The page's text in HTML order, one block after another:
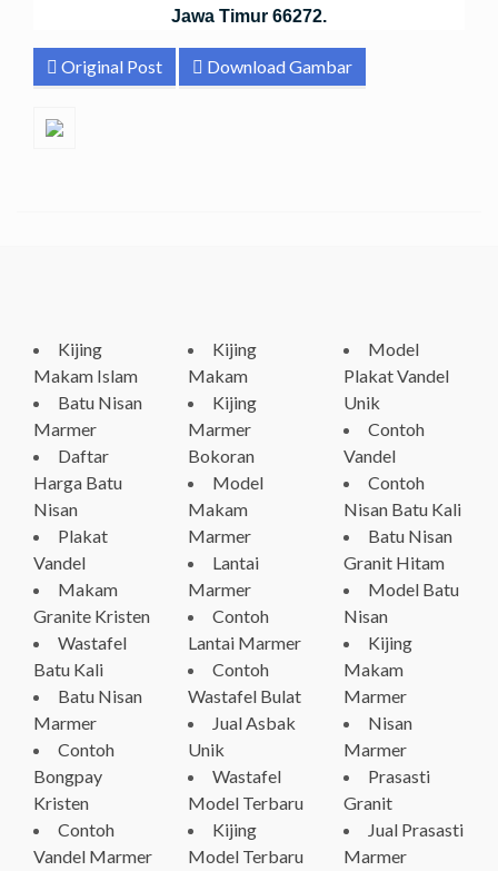
Jawa Timur 66272.
Original Post Download Gambar
Kijing
Makam Islam
Batu Nisan
Marmer
Daftar
Harga Batu
Nisan
Plakat
Vandel
Makam
Granite Kristen
Wastafel
Batu Kali
Batu Nisan
Marmer
Contoh
Bongpay
Kristen
Contoh
Vandel Marmer
Kijing
Makam
Kijing
Marmer
Bokoran
Model
Makam
Marmer
Lantai
Marmer
Contoh
Lantai Marmer
Contoh
Wastafel Bulat
Jual Asbak
Unik
Wastafel
Model Terbaru
Kijing
Model Terbaru
Model
Plakat Vandel
Unik
Contoh
Vandel
Contoh
Nisan Batu Kali
Batu Nisan
Granit Hitam
Model Batu
Nisan
Kijing
Makam
Marmer
Nisan
Marmer
Prasasti
Granit
Jual Prasasti
Marmer